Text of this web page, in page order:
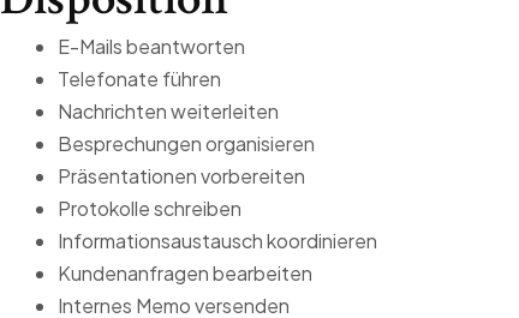
E-Mails beantworten
Telefonate führen
Nachrichten weiterleiten
Besprechungen organisieren
Präsentationen vorbereiten
Protokolle schreiben
Informationsaustausch koordinieren
Kundenanfragen bearbeiten
Internes Memo versenden